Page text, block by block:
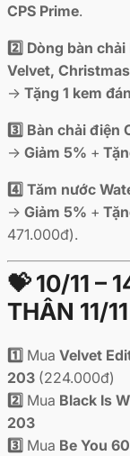
CPS Prime.
2️⃣ Dòng bàn
Velvet,
→ Tặng 1 kem
3️⃣ Bàn chải điện
→ Giảm 5% +
4️⃣ Tăm nước
→ Giảm 5% +
471.000đ).
💝 10/11 –
THÂN 11/
1️⃣ Mua Velvet
203 (224.000đ)
2️⃣ Mua Black Is
203
3️⃣ Mua Be You